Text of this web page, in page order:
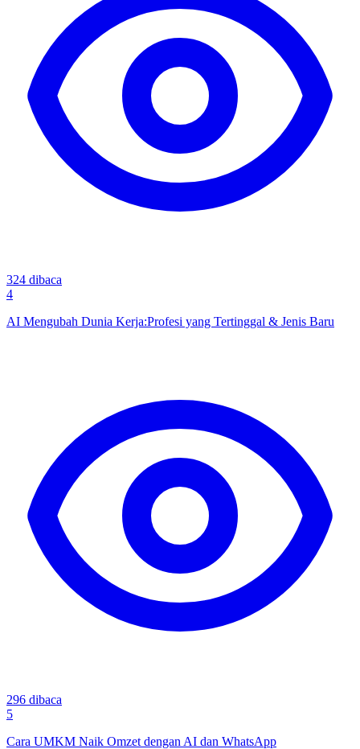
324 dibaca
4
AI Mengubah Dunia Kerja:Profesi yang Tertinggal & Jenis Baru
296 dibaca
5
Cara UMKM Naik Omzet dengan AI dan WhatsApp